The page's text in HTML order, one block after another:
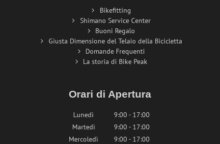
Bikefitting
Shimano Service Center
Buoni Regalo
Giusta Dimensione del Telaio della Bicicletta
Domande Frequenti
La storia di Bike Peak
Orari di Apertura
Lunedì
9:00 - 17:00
Martedì
9:00 - 17:00
Mercoledì
9:00 - 17:00